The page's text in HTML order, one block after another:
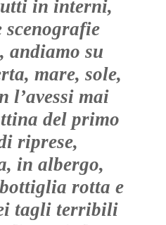
in interni,
scenografie
andiamo su
mare, sole,
l’avessi mai
del primo
riprese,
in albergo,
rotta e
tagli terribili